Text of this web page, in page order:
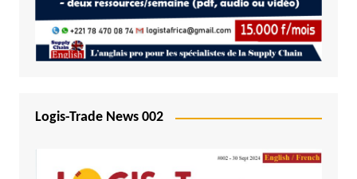
Logis-Trade News 002